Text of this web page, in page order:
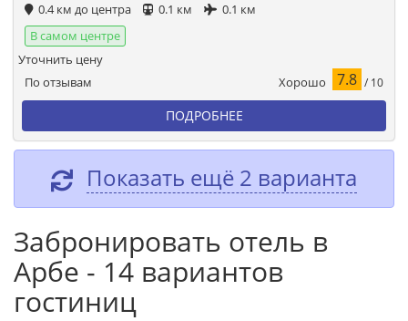
0.4 км до центра 0.1 км
0.1 км
В самом центре
По отзывам Хорошо 7.8 / 10
Уточнить цену
ПОДРОБНЕЕ
Показать ещё 2 варианта
Забронировать отель в
Арбе - 14 вариантов
гостиниц